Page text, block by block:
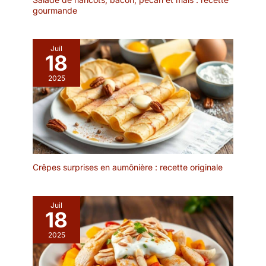
Durable et sûr : nos bols
en grès de qualité
supérieure sont
fabriqués à partir d'argile
biodégradable, cuite à 1
287,8 °C, et sont sans
plomb et sans cadmium.
Parfaites pour un usage
quotidien, elles passent
au micro-ondes, au four
et au lave-vaisselle,
assurant commodité et
en profitant de vos repas
Cadeau idéal pour les
amateurs de nourriture :
un excellent choix de
cadeau, cet ensemble
est un cadeau
gourmande
Juil
18
2025
Crêpes surprises en aumônière : recette originale
Juil
18
2025